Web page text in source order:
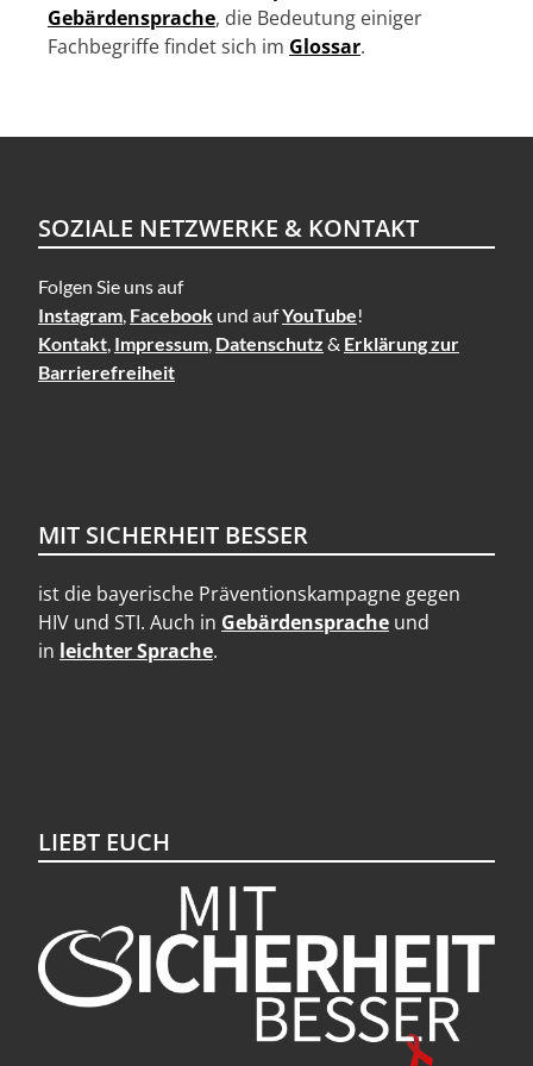
Gebärdensprache, die Bedeutung einiger
Fachbegriffe findet sich im Glossar.
SOZIALE NETZWERKE & KONTAKT
Folgen Sie uns auf
Instagram Facebook und aufYouTube!
Kontakt Impressum Datenschutz & Erklärung zur
Barrierefreiheit
MIT SICHERHEIT BESSER
ist die bayerische Präventionskampagne gegen
HIV und STI. Auch in Gebärdensprache und
in leichter Sprache.
LIEBT EUCH